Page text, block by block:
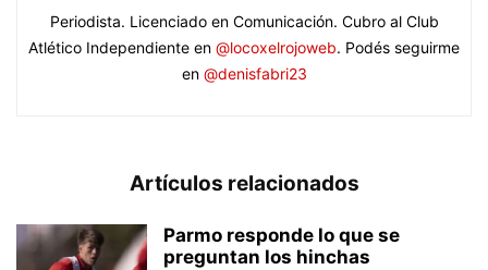
Periodista. Licenciado en Comunicación. Cubro al Club
Atlético Independiente en @locoxelrojoweb. Podés seguirme
en @denisfabri23
Artículos relacionados
Parmo responde lo que se
preguntan los hinchas